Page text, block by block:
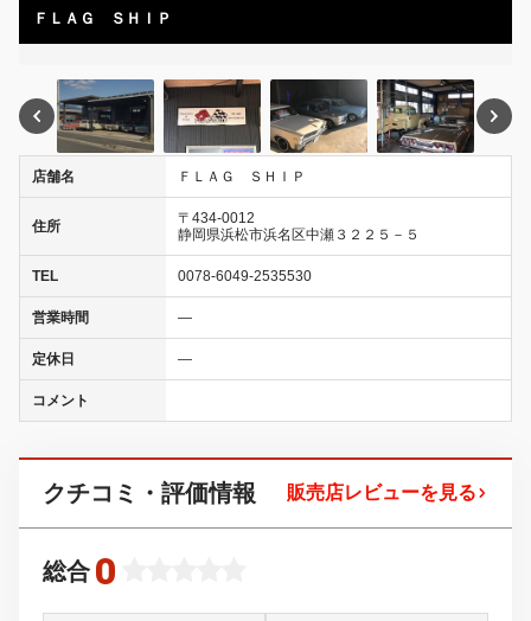
ＦＬＡＧ ＳＨＩＰ
店舗名 ＦＬＡＧ ＳＨＩＰ
住所
〒434-0012
静岡県浜松市浜名区中瀬３２２５－５
TEL 0078-6049-2535530
営業時間 ―
定休日 ―
コメント
クチコミ・評価情報 販売店レビューを見る
総合 0